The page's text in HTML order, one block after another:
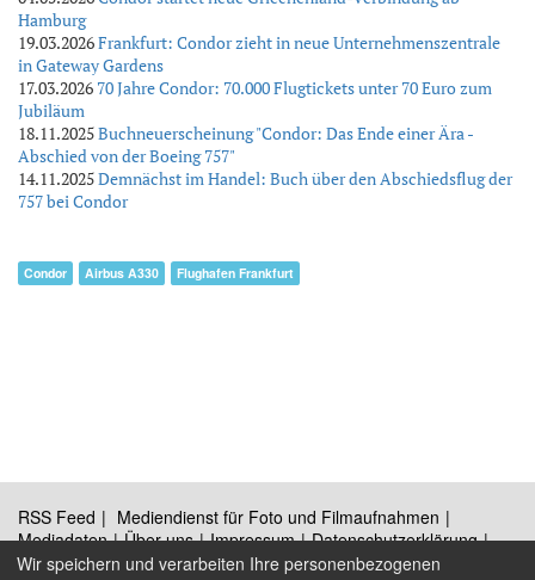
Hamburg
19.03.2026Frankfurt: Condor zieht in neue Unternehmenszentrale
in Gateway Gardens
17.03.2026 70 Jahre Condor: 70.000 Flugtickets unter 70 Euro zum
Jubiläum
18.11.2025Buchneuerscheinung "Condor: Das Ende einer Ära -
Abschied von der Boeing 757"
14.11.2025Demnächst im Handel: Buch über den Abschiedsflug der
757 bei Condor
Condor Airbus A330 Flughafen Frankfurt
RSS Feed
Mediendienst für Foto und Filmaufnahmen
Mediadaten
Über uns Impressum
Datenschutzerklärung
Kontakt
Wir speichern und verarbeiten Ihre personenbezogenen